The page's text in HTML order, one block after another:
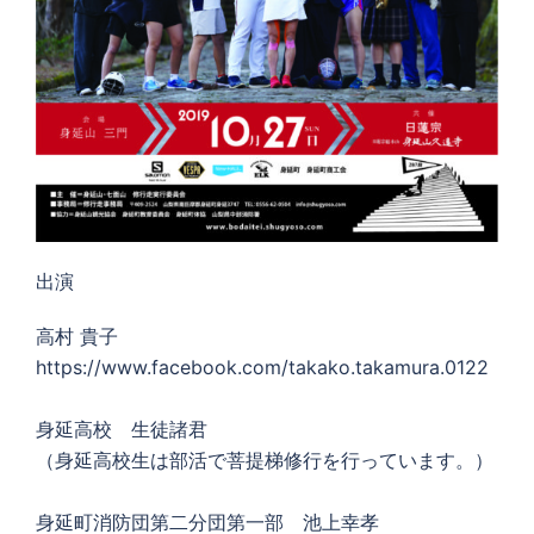
出演
高村 貴子
https://www.facebook.com/takako.takamura.0122
身延高校 生徒諸君
（身延高校生は部活で菩提梯修行を行っています。）
身延町消防団第二分団第一部 池上幸孝